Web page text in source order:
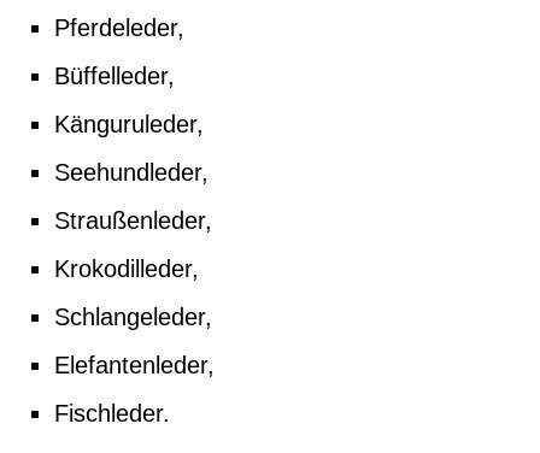
Pferdeleder,
Büffelleder,
Känguruleder,
Seehundleder,
Straußenleder,
Krokodilleder,
Schlangeleder,
Elefantenleder,
Fischleder.